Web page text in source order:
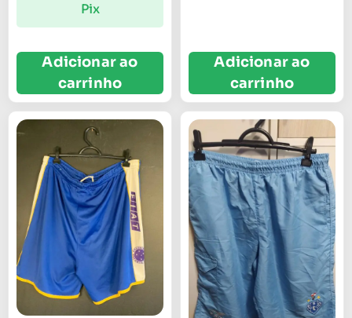
Pix
Adicionar ao
carrinho
Adicionar ao
carrinho